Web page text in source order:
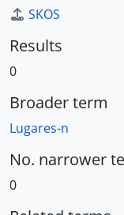
SKOS
Results
0
Broader term
Lugares-n
No. narrower
0